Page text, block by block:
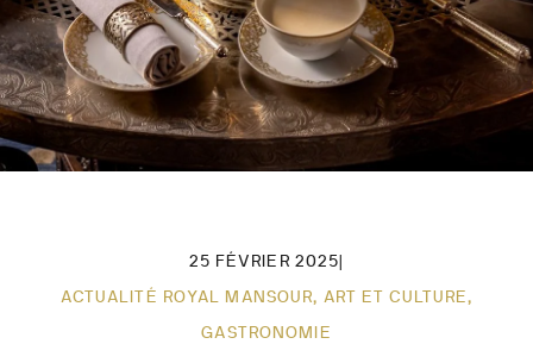
25 FÉVRIER 2025|
ACTUALITÉ ROYAL MANSOUR, ART ET CULTURE,
GASTRONOMIE